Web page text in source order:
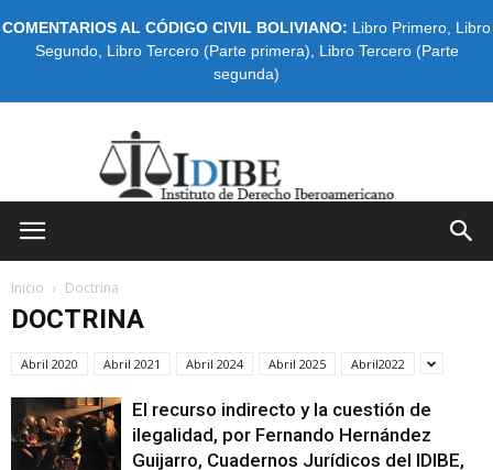
COMENTARIOS AL CÓDIGO CIVIL BOLIVIANO: Libro Primero Libro
Segundo, Libro Tercero (Parte primera)
Libro Tercero (Parte
segunda)
Inicio Doctrina
DOCTRINA
Abril 2020 Abril 2021 Abril 2024 Abril 2025 Abril2022
El recurso indirecto y la cuestión de
ilegalidad, por Fernando Hernández
Guijarro, Cuadernos Jurídicos del IDIBE,